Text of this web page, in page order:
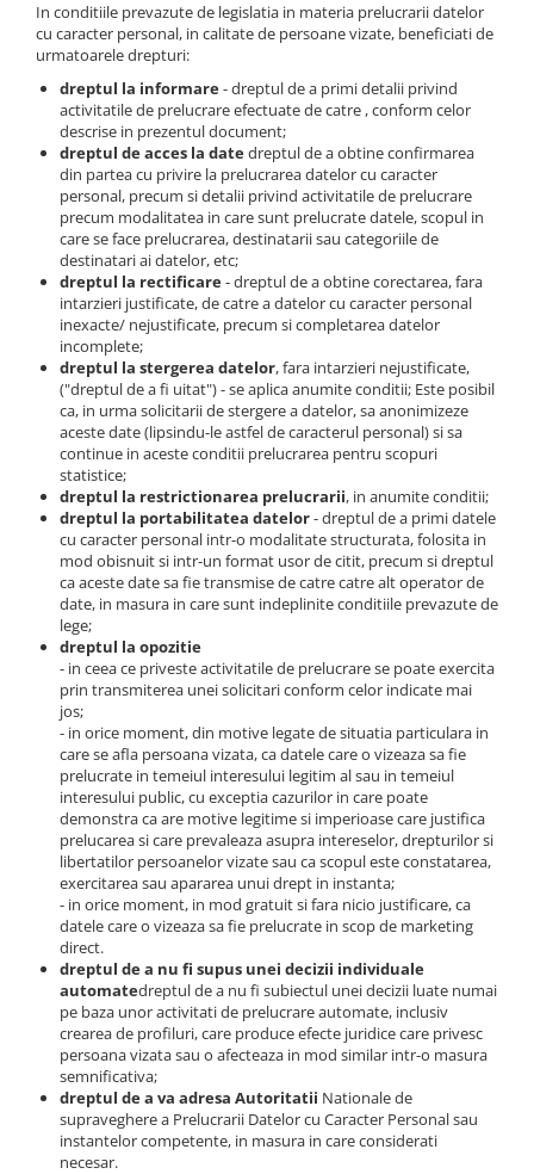
In conditiile prevazute de legislatia in materia prelucrarii datelor
cu caracter personal, in calitate de persoane vizate, beneficiati de
urmatoarele drepturi:
dreptul la informare- dreptul de a primi detalii privind
activitatile de prelucrare efectuate de catre , conform celor
descrise in prezentul document;
dreptul de acces la datedreptul de a obtine confirmarea
din partea cu privire la prelucrarea datelor cu caracter
personal, precum si detalii privind activitatile de prelucrare
precum modalitatea in care sunt prelucrate datele, scopul in
care se face prelucrarea, destinatarii sau categoriile de
destinatari ai datelor, etc;
dreptul la rectificare- dreptul de a obtine corectarea, fara
intarzieri justificate, de catre a datelor cu caracter personal
inexacte/ nejustificate, precum si completarea datelor
incomplete;
dreptul la stergerea datelor, fara intarzieri nejustificate,
("dreptul de a fi uitat") - se aplica anumite conditii; Este posibil
ca, in urma solicitarii de stergere a datelor, sa anonimizeze
aceste date (lipsindu-le astfel de caracterul personal) si sa
continue in aceste conditii prelucrarea pentru scopuri
statistice;
dreptul la restrictionarea prelucrarii, in anumite conditii;
dreptul la portabilitatea datelor- dreptul de a primi datele
cu caracter personal intr-o modalitate structurata, folosita in
mod obisnuit si intr-un format usor de citit, precum si dreptul
ca aceste date sa fie transmise de catre catre alt operator de
date, in masura in care sunt indeplinite conditiile prevazute de
lege;
dreptul la opozitie
- in ceea ce priveste activitatile de prelucrare se poate exercita
prin transmiterea unei solicitari conform celor indicate mai
jos;
- in orice moment, din motive legate de situatia particulara in
care se afla persoana vizata, ca datele care o vizeaza sa fie
prelucrate in temeiul interesului legitim al sau in temeiul
interesului public, cu exceptia cazurilor in care poate
demonstra ca are motive legitime si imperioase care justifica
prelucarea si care prevaleaza asupra intereselor, drepturilor si
libertatilor persoanelor vizate sau ca scopul este constatarea,
exercitarea sau apararea unui drept in instanta;
- in orice moment, in mod gratuit si fara nicio justificare, ca
datele care o vizeaza sa fie prelucrate in scop de marketing
direct.
dreptul de a nu fi supus unei decizii individuale
automatedreptul de a nu fi subiectul unei decizii luate numai
pe baza unor activitati de prelucrare automate, inclusiv
crearea de profiluri, care produce efecte juridice care privesc
persoana vizata sau o afecteaza in mod similar intr-o masura
semnificativa;
dreptul de a va adresa Autoritatii Nationale de
supraveghere a Prelucrarii Datelor cu Caracter Personal sau
instantelor competente, in masura in care considerati
necesar.